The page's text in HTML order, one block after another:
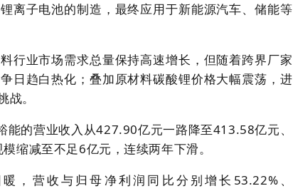
离子电池的制造，最终应用于新能源汽车、储能等
行业市场需求总量保持高速增长，但随着跨界厂家
日趋白热化；叠加原材料碳酸锂价格大幅震荡，进
。
的营业收入从427.90亿元一路降至413.58亿元、
缩减至不足6亿元，连续两年下滑。
，营收与归母净利润同比分别增长53.22%、